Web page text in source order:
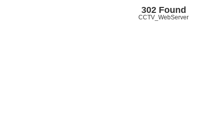
302 Found
CCTV_WebServer